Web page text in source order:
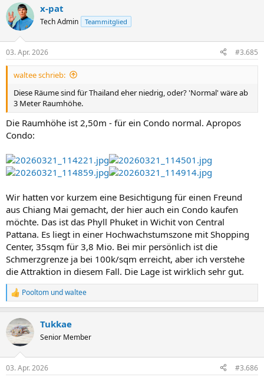
x-pat
Tech Admin Teammitglied
03. Apr. 2026 #3.685
waltee schrieb:
Diese Räume sind für Thailand eher niedrig, oder? 'Normal' wäre ab
3 Meter Raumhöhe.
Die Raumhöhe ist 2,50m - für ein Condo normal. Apropos
Condo:
Wir hatten vor kurzem eine Besichtigung für einen Freund
aus Chiang Mai gemacht, der hier auch ein Condo kaufen
möchte. Das ist das Phyll Phuket in Wichit von Central
Pattana. Es liegt in einer Hochwachstumszone mit Shopping
Center, 35sqm für 3,8 Mio. Bei mir persönlich ist die
Schmerzgrenze ja bei 100k/sqm erreicht, aber ich verstehe
die Attraktion in diesem Fall. Die Lage ist wirklich sehr gut.
R
e
k
t
i
e
Pooltom undwaltee
Tukkae
Senior Member
03. Apr. 2026 #3.686